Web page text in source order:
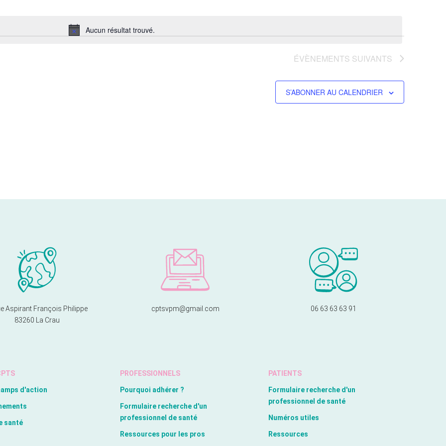
Notice
Aucun résultat trouvé.
ÉVÈNEMENTS SUIVANTS
S’ABONNER AU CALENDRIER
Aspirant François Philippe
83260 La Crau
cptsvpm@gmail.com 06 63 63 63 91
d'action
santé
PROFESSIONNELS
Pourquoi adhérer ?
Formulaire recherche d'un
professionnel de santé
Ressources pour les pros
PATIENTS
Formulaire recherche d'un
professionnel de santé
Numéros utiles
Ressources